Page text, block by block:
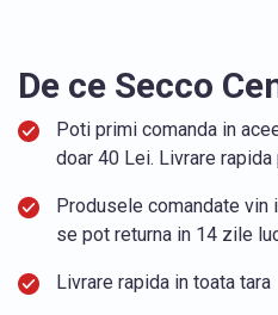
De ce Secco
Poti primi comanda in
doar 40 Lei. Livrare
Produsele comandate vin
se pot returna in 14 zile
Livrare rapida in toata tara